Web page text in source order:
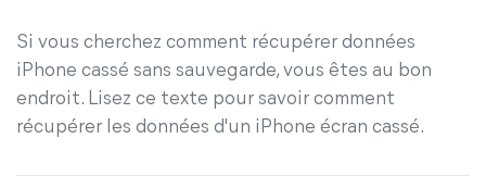
Si vous cherchez comment récupérer données
iPhone cassé sans sauvegarde, vous êtes au bon
endroit. Lisez ce texte pour savoir comment
récupérer les données d'un iPhone écran cassé.